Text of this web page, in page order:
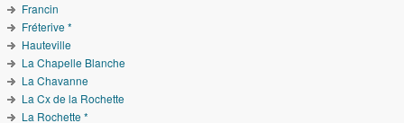
Francin
Fréterive *
Hauteville
La Chapelle Blanche
La Chavanne
La Cx de la Rochette
La Rochette *